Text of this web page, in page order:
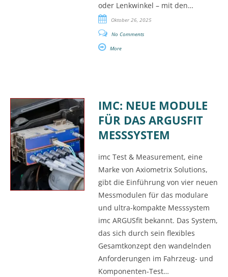
oder Lenkwinkel – mit den…
Oktober 26, 2025
No Comments
More
IMC: NEUE MODULE
FÜR DAS ARGUSFIT
MESSSYSTEM
imc Test & Measurement, eine
Marke von Axiometrix Solutions,
gibt die Einführung von vier neuen
Messmodulen für das modulare
und ultra-kompakte Messsystem
imc ARGUSfit bekannt. Das System,
das sich durch sein flexibles
Gesamtkonzept den wandelnden
Anforderungen im Fahrzeug- und
Komponenten-Test…